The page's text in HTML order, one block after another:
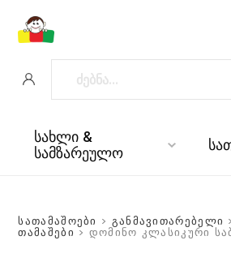
სახლი &
სამზარეულო
სათამაშოები > განმავითარებელი
თამაშები > დომინო კლასიკური